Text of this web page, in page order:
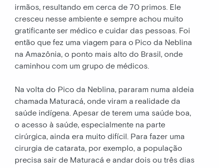
irmãos, resultando em cerca de 70 primos. Ele
cresceu nesse ambiente e sempre achou muito
gratificante ser médico e cuidar das pessoas. Foi
então que fez uma viagem para o Pico da Neblina
na Amazônia, o ponto mais alto do Brasil, onde
caminhou com um grupo de médicos.
Na volta do Pico da Neblina, pararam numa aldeia
chamada Maturacá, onde viram a realidade da
saúde indígena. Apesar de terem uma saúde boa,
o acesso à saúde, especialmente na parte
cirúrgica, ainda era muito difícil. Para fazer uma
cirurgia de catarata, por exemplo, a população
precisa sair de Maturacá e andar dois ou três dias